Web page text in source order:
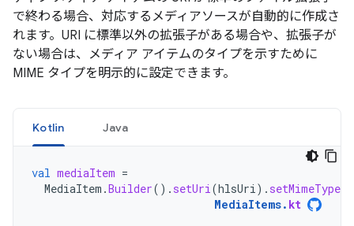
で終わる場合、対応するメディアソースが自動的に作成さ
れます。URI に標準以外の拡張子がある場合や、拡張子が
ない場合は、メディア アイテムのタイプを示すために
MIME タイプを明示的に設定できます。
Kotlin Java
val mediaItem =
MediaItem .Builder(). setUri(hlsUri). setMimeType
MediaItems. kt